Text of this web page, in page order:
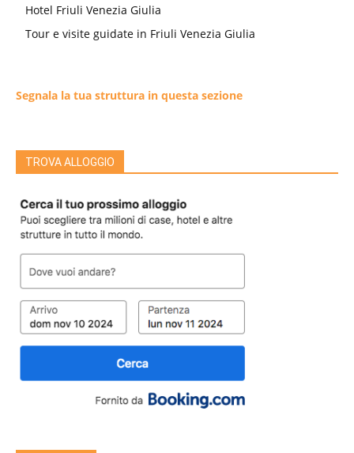
Hotel Friuli Venezia Giulia
Tour e visite guidate in Friuli Venezia Giulia
Segnala la tua struttura in questa sezione
TROVA ALLOGGIO